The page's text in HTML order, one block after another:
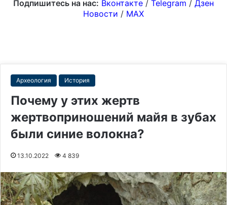
Подпишитесь на нас: Вконтакте / Telegram / Дзен
Новости / MAX